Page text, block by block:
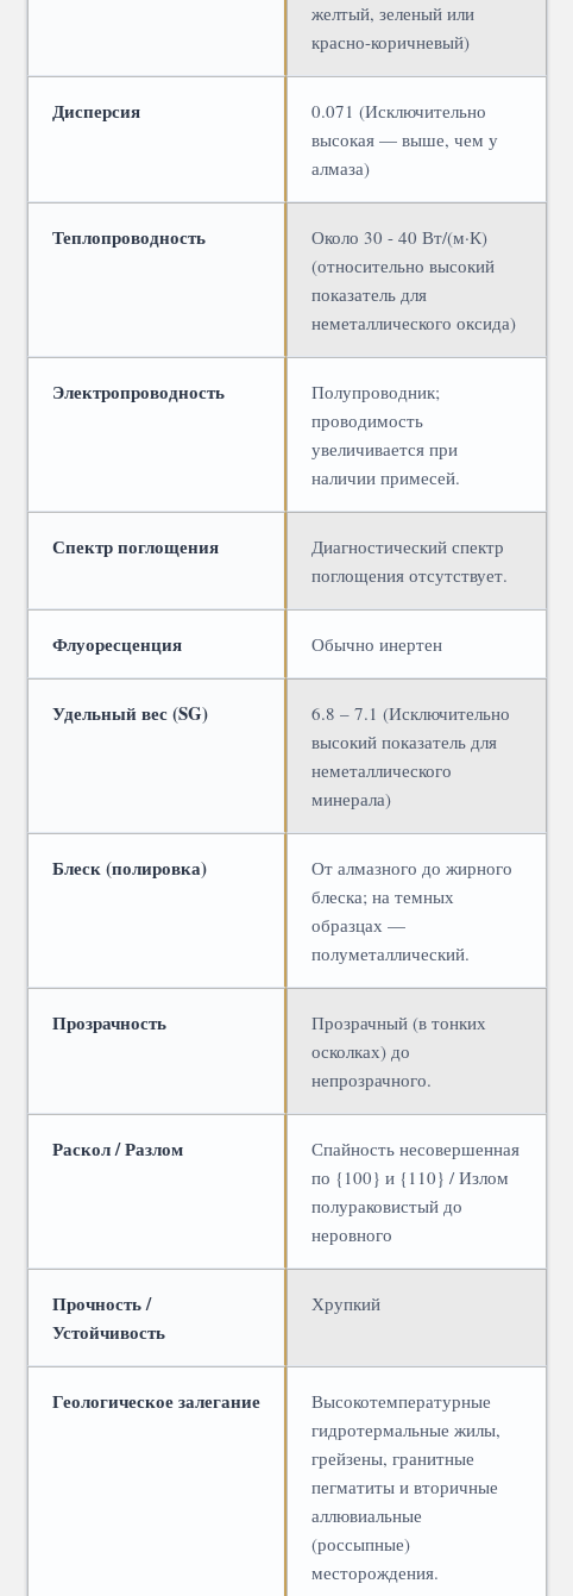
желтый, зеленый или
красно-коричневый)
Дисперсия
0.071 (Исключительно
высокая — выше, чем у
алмаза)
Теплопроводность
Около 30 - 40 Вт/(м·К)
(относительно высокий
показатель для
неметаллического оксида)
Электропроводность
Полупроводник;
проводимость
увеличивается при
наличии примесей.
Спектр поглощения
Диагностический спектр
поглощения отсутствует.
Флуоресценция Обычно инертен
Удельный вес (SG)
6.8 – 7.1 (Исключительно
высокий показатель для
неметаллического
минерала)
Блеск (полировка)
От алмазного до жирного
блеска; на темных
образцах —
полуметаллический.
Прозрачность
Прозрачный (в тонких
осколках) до
непрозрачного.
Раскол / Разлом
Спайность несовершенная
по {100} и {110} / Излом
полураковистый до
неровного
Прочность /
Устойчивость
Хрупкий
Геологическое залегание
Высокотемпературные
гидротермальные жилы,
грейзены, гранитные
пегматиты и вторичные
аллювиальные
(россыпные)
месторождения.